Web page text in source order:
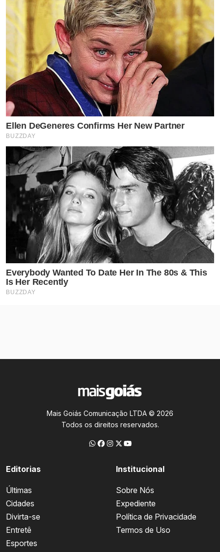
Mais Goiás Comunicação LTDA © 2026
Todos os direitos reservados.
Editorias
Últimas
Cidades
Divirta-se
Entretê
Esportes
Institucional
Sobre Nós
Expediente
Política de Privacidade
Termos de Uso